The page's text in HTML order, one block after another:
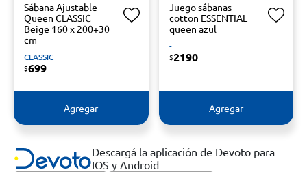
Sábana Ajustable
Queen CLASSIC
Beige 160 x 200+30
cm
CLASSIC
$699
Agregar
Juego sábanas
cotton ESSENTIAL
queen azul
-
$2190
Agregar
Descargá la aplicación de Devoto para
IOS y Android